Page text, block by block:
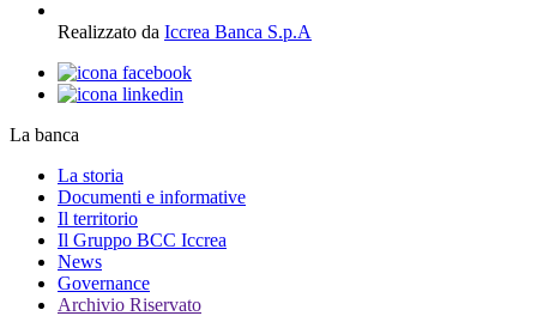
Realizzato da Iccrea Banca S.p.A
La banca
La storia
Documenti e informative
Il territorio
Il Gruppo BCC Iccrea
News
Governance
Archivio Riservato